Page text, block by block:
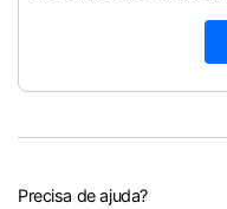
Precisa de ajuda?